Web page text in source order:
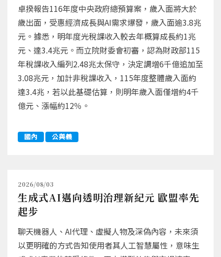
卓揆報告116年度中央政府總預算案，歲入面將大於
歲出面，受惠經濟成長與AI需求爆發，歲入面逾3.8兆
元。據悉，明年度光稅課收入較去年概算成長約1兆
元、達3.4兆元。而立院財委會初審，認為財政部115
年稅課收入編列2.48兆太保守，決定調增6千億追加至
3.08兆元，加計非稅課收入，115年度整體歲入面約
達3.4兆，若以此基礎估算，則明年歲入面僅增約4千
億元、漲幅約12％。
國內 公與義
2026/08/03
生成式AI邁向透明治理新紀元 歐盟率先
起步
聊天機器人、AI代理、虛擬人物及深偽內容，未來須
以更明確的方式告知使用者其人工智慧屬性，意味生